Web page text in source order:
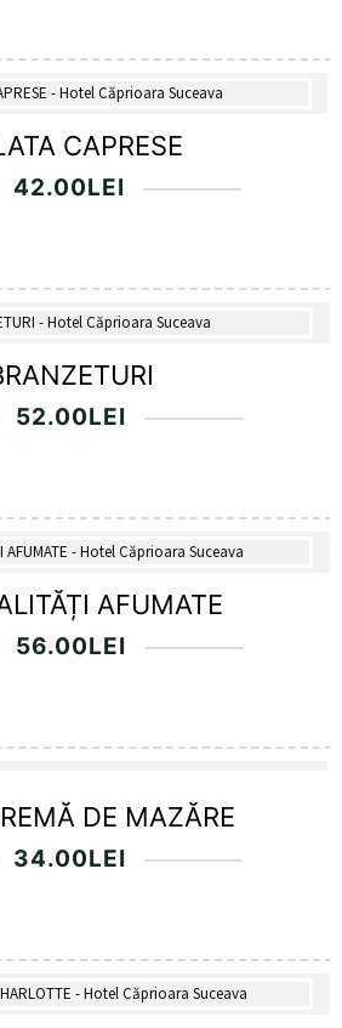
CAPRESE
42.00LEI
52.00LEI
AFUMATE
56.00LEI
DE MAZĂRE
34.00LEI